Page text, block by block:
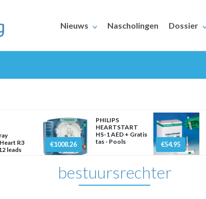
Nieuws Nascholingen Dossier
R3
leads
€1008.26
PHILIPS
HEARTSTART
HS-1 AED + Gratis
tas - Pools
€54.95
bestuursrechter